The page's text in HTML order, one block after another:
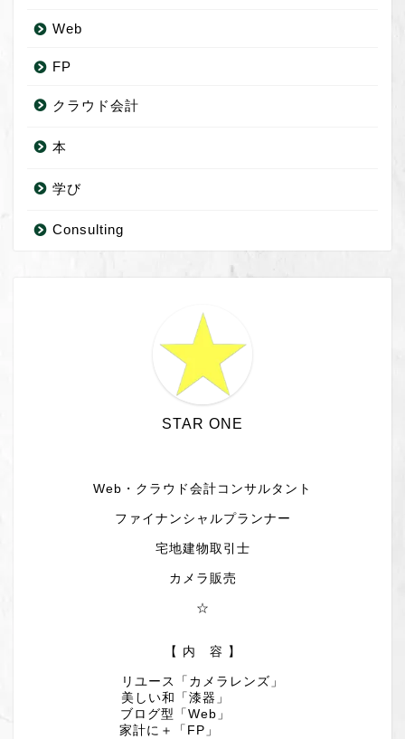
Web
FP
クラウド会計
本
学び
Consulting
STAR ONE
Web・クラウド会計コンサルタント
ファイナンシャルプランナー
宅地建物取引士
カメラ販売
☆
【 内 容 】
リユース「カメラレンズ」
美しい和「漆器」
ブログ型「Web」
家計に＋「FP」